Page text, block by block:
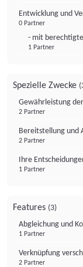
Entwicklung und
0 Partner
- mit
1 Partner
Spezielle Zwecke
Gewährleistung
2 Partner
Bereitstellung und
2 Partner
Ihre
1 Partner
Features (3)
Abgleichung und
1 Partner
Verknüpfung
2 Partner